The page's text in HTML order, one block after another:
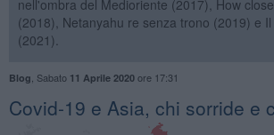
nell'ombra del Medioriente (2017), How
(2018), Netanyahu re senza trono (2019) e
(2021).
Blog Sabato 11 Aprile 2020ore 17:31
Covid-19 e Asia, chi sorride e